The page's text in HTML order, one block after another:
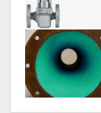
п
и
с
я